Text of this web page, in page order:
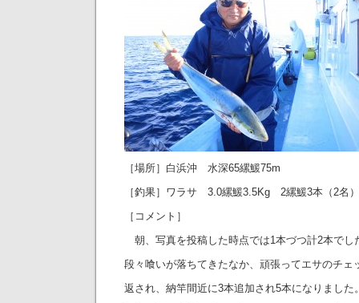
［場所］白浜沖 水深65縲鰀75m
［釣果］ワラサ 3.0縲鰀3.5Kg 2縲鰀3本（2名）
［コメント］
朝、写真を投稿した時点では1本づつ計2本でし
段々喰いが落ちてきたなか、頑張ってエサのチェ
返され、納竿間近に3本追加され5本になりました